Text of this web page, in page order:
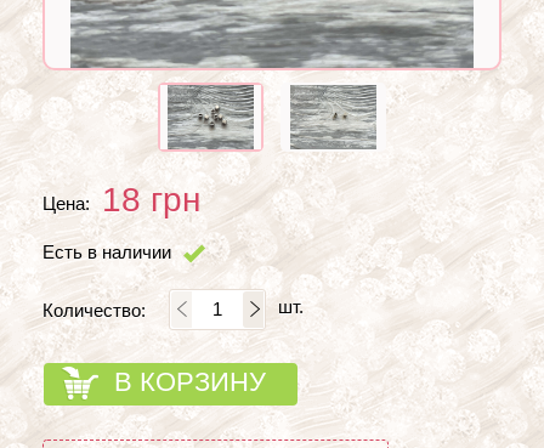
Цена: 18грн
Есть в наличии
Количество: шт.
В КОРЗИНУ